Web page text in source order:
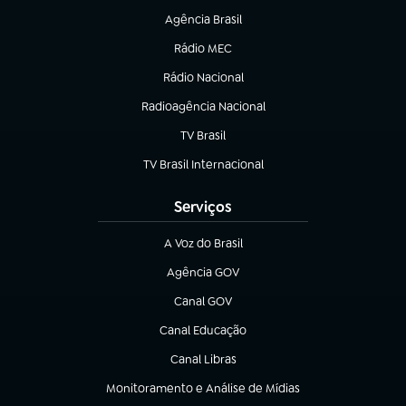
Agência Brasil
(abre em nova aba)
Rádio MEC
(abre em nova aba)
Rádio Nacional
Radioagência Nacional
(abre em nova aba)
TV Brasil
(abre em nova aba)
TV Brasil Internacional
(abre em nova aba)
Serviços
A Voz do Brasil
(abre em nova aba)
Agência GOV
(abre em nova aba)
Canal GOV
(abre em nova aba)
Canal Educação
(abre em nova aba)
Canal Libras
(abre em nova aba)
Monitoramento e Análise de Mídias
(abre em nova aba)